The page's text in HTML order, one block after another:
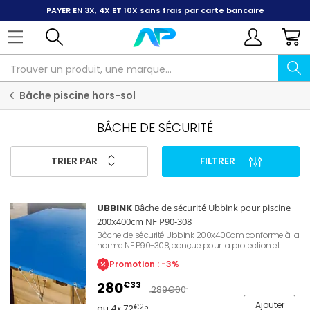
PAYER EN 3X, 4X ET 10X sans frais par carte bancaire
Bâche piscine hors-sol
BÂCHE DE SÉCURITÉ
TRIER PAR FILTRER
UBBINK Bâche de sécurité Ubbink pour piscine
200x400cm NF P90-308
Bâche de sécurité Ubbink 200x400cm conforme à la
norme NF P90-308, conçue pour la protection et
l'hivernage des piscines hors-sol. Matière PVC bleue
550g/m² traitée anti-UV et anti-fongique pour une
avec crochets de fixation inox, visserie et sandows
brevetés pour un accrochage sécurisé par œillets.
Référence Ubbink 7516031.
Promotion : -3%
280€33 289€00
€25 Ajouter